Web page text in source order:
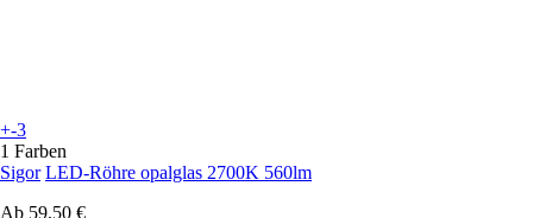
+-3
1 Farben
Sigor LED-Röhre opalglas 2700K 560lm
Ab 59,50 €